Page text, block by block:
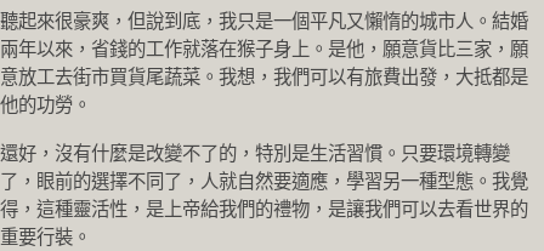
聽起來很豪爽，但說到底，我只是一個平凡又懶惰的城市人。結婚
兩年以來，省錢的工作就落在猴子身上。是他，願意貨比三家，願
意放工去街市買貨尾蔬菜。我想，我們可以有旅費出發，大抵都是
他的功勞。
還好，沒有什麼是改變不了的，特別是生活習慣。只要環境轉變
了，眼前的選擇不同了，人就自然要適應，學習另一種型態。我覺
得，這種靈活性，是上帝給我們的禮物，是讓我們可以去看世界的
重要行裝。